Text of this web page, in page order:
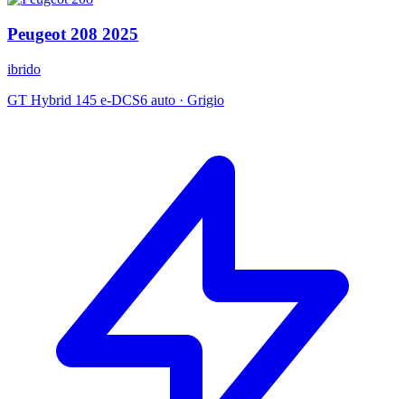
Peugeot 208 2025
ibrido
GT Hybrid 145 e-DCS6 auto · Grigio